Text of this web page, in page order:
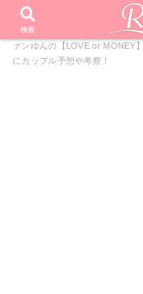
PR
ホーム 恋愛リアリ
ァンゆんの【LOVE or MONEY
にカップル予想や考察！
検索